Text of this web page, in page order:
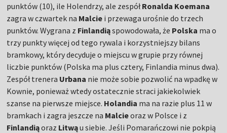
punktów (10), ile Holendrzy, ale zespółRonalda Koemana
zagra w czwartek na Malcie i przewaga urośnie do trzech
punktów. Wygrana z Finlandiąspowodowała, że Polska ma o
trzy punkty więcej od tego rywala i korzystniejszy bilans
bramkowy, który decyduje o miejscu w grupie przy równej
liczbie punktów (Polska ma plus cztery, Finlandia minus dwa).
Zespół trenera Urbana nie może sobie pozwolić na wpadkę w
Kownie, ponieważ wtedy ostatecznie straci jakiekolwiek
szanse na pierwsze miejsce. Holandia ma na razie plus 11 w
bramkach i zagra jeszcze na Malcieoraz w Polsce i z
Finlandiąoraz Litwąu siebie. Jeśli Pomarańczowi nie pokpią